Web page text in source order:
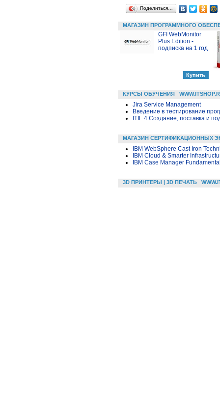
Поделиться…
МАГАЗИН ПРОГРАММНОГО
GFI WebMonitor
Plus Edition -
подписка на 1 год
КУРСЫ ОБУЧЕНИЯ
Jira Service Management
Введение в тестирование
ITIL 4 Создание, поставка и
МАГАЗИН СЕРТИФИКАЦИОННЫХ
IBM WebSphere Cast Iron
IBM Cloud & Smarter
IBM Case Manager
3D ПРИНТЕРЫ | 3D ПЕЧАТЬ